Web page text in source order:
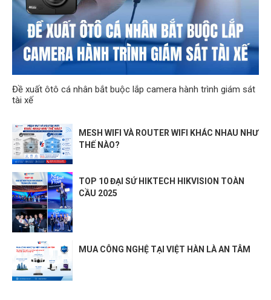
Đề xuất ôtô cá nhân bắt buộc lắp camera hành trình giám sát
tài xế
MESH WIFI VÀ ROUTER WIFI KHÁC NHAU NHƯ
THẾ NÀO?
TOP 10 ĐẠI SỨ HIKTECH HIKVISION TOÀN
CẦU 2025
MUA CÔNG NGHỆ TẠI VIỆT HÀN LÀ AN TÂM